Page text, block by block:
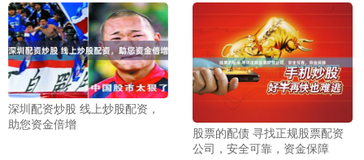
深圳配资炒股 线上炒股配资，
助您资金倍增
股票的配债 寻找正规股票配资
公司，安全可靠，资金保障